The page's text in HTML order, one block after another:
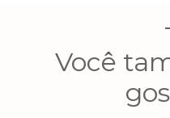
Você